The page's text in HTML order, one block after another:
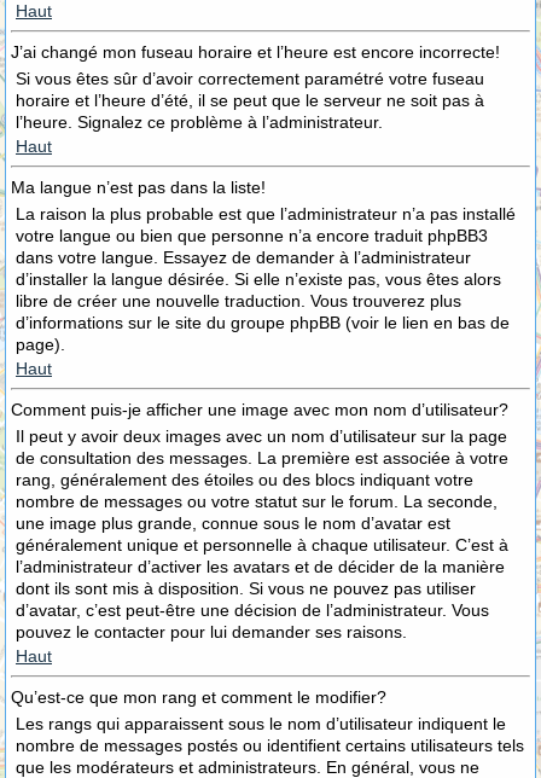
Haut
J’ai changé mon fuseau horaire et l’heure est encore incorrecte!
Si vous êtes sûr d’avoir correctement paramétré votre fuseau
horaire et l’heure d’été, il se peut que le serveur ne soit pas à
l’heure. Signalez ce problème à l’administrateur.
Haut
Ma langue n’est pas dans la liste!
La raison la plus probable est que l’administrateur n’a pas installé
votre langue ou bien que personne n’a encore traduit phpBB3
dans votre langue. Essayez de demander à l’administrateur
d’installer la langue désirée. Si elle n’existe pas, vous êtes alors
libre de créer une nouvelle traduction. Vous trouverez plus
d’informations sur le site du groupe phpBB (voir le lien en bas de
page).
Haut
Comment puis-je afficher une image avec mon nom d’utilisateur?
Il peut y avoir deux images avec un nom d’utilisateur sur la page
de consultation des messages. La première est associée à votre
rang, généralement des étoiles ou des blocs indiquant votre
nombre de messages ou votre statut sur le forum. La seconde,
une image plus grande, connue sous le nom d’avatar est
généralement unique et personnelle à chaque utilisateur. C’est à
l’administrateur d’activer les avatars et de décider de la manière
dont ils sont mis à disposition. Si vous ne pouvez pas utiliser
d’avatar, c’est peut-être une décision de l’administrateur. Vous
pouvez le contacter pour lui demander ses raisons.
Haut
Qu’est-ce que mon rang et comment le modifier?
Les rangs qui apparaissent sous le nom d’utilisateur indiquent le
nombre de messages postés ou identifient certains utilisateurs tels
que les modérateurs et administrateurs. En général, vous ne